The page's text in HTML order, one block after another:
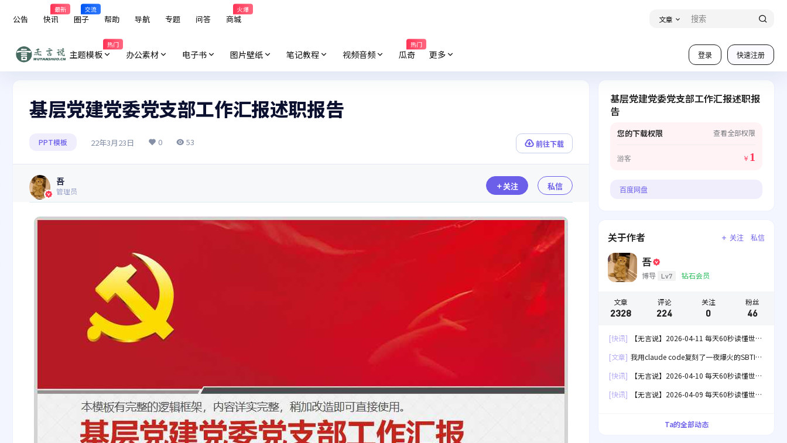
公告 快讯
最新
圈子
交流
帮助 导航 专题 问答 商城
火爆
文章
登录 快速注册
主题模板
热门
办公素材 电子书 图片壁纸 笔记教程 视频音频 瓜奇
热门
更多
基层党建党委党支部工作汇报述职报告
PPT模板 22年3月23日 0 53 前往下载
吾
管理员 关注 私信
基层党建党委党支部工作汇报述职报
告
您的下载权限 查看全部权限
游客 ￥ 1
百度网盘
关于作者 关注 私信
吾
博导 Lv7 钻石会员
文章
2328
评论
224
关注
0
粉丝
46
[快讯]
【无言说】2026-04-11 每天60秒读懂世
[文章] 我用claude code复刻了一夜爆火的SBTI
[快讯]
【无言说】2026-04-10 每天60秒读懂世
[快讯]
【无言说】2026-04-09 每天60秒读懂世
Ta的全部动态